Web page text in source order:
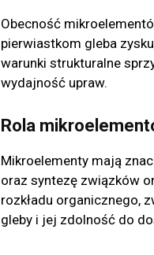
Obecność
pierwiastkom gleba
warunki strukturalne
wydajność upraw.
Rola
Mikroelementy mają
oraz syntezę związków
rozkładu organicznego,
gleby i jej zdolność do